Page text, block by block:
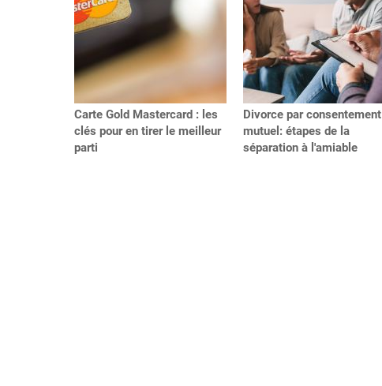
Carte Gold Mastercard : les
clés pour en tirer le meilleur
parti
Divorce par consentement
mutuel: étapes de la
séparation à l'amiable